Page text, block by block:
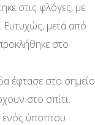
στις φλόγες, με
Ευτυχώς, μετά από
στο
έφτασε στο σημείο
στο σπίτι.
ενός ύποπτου